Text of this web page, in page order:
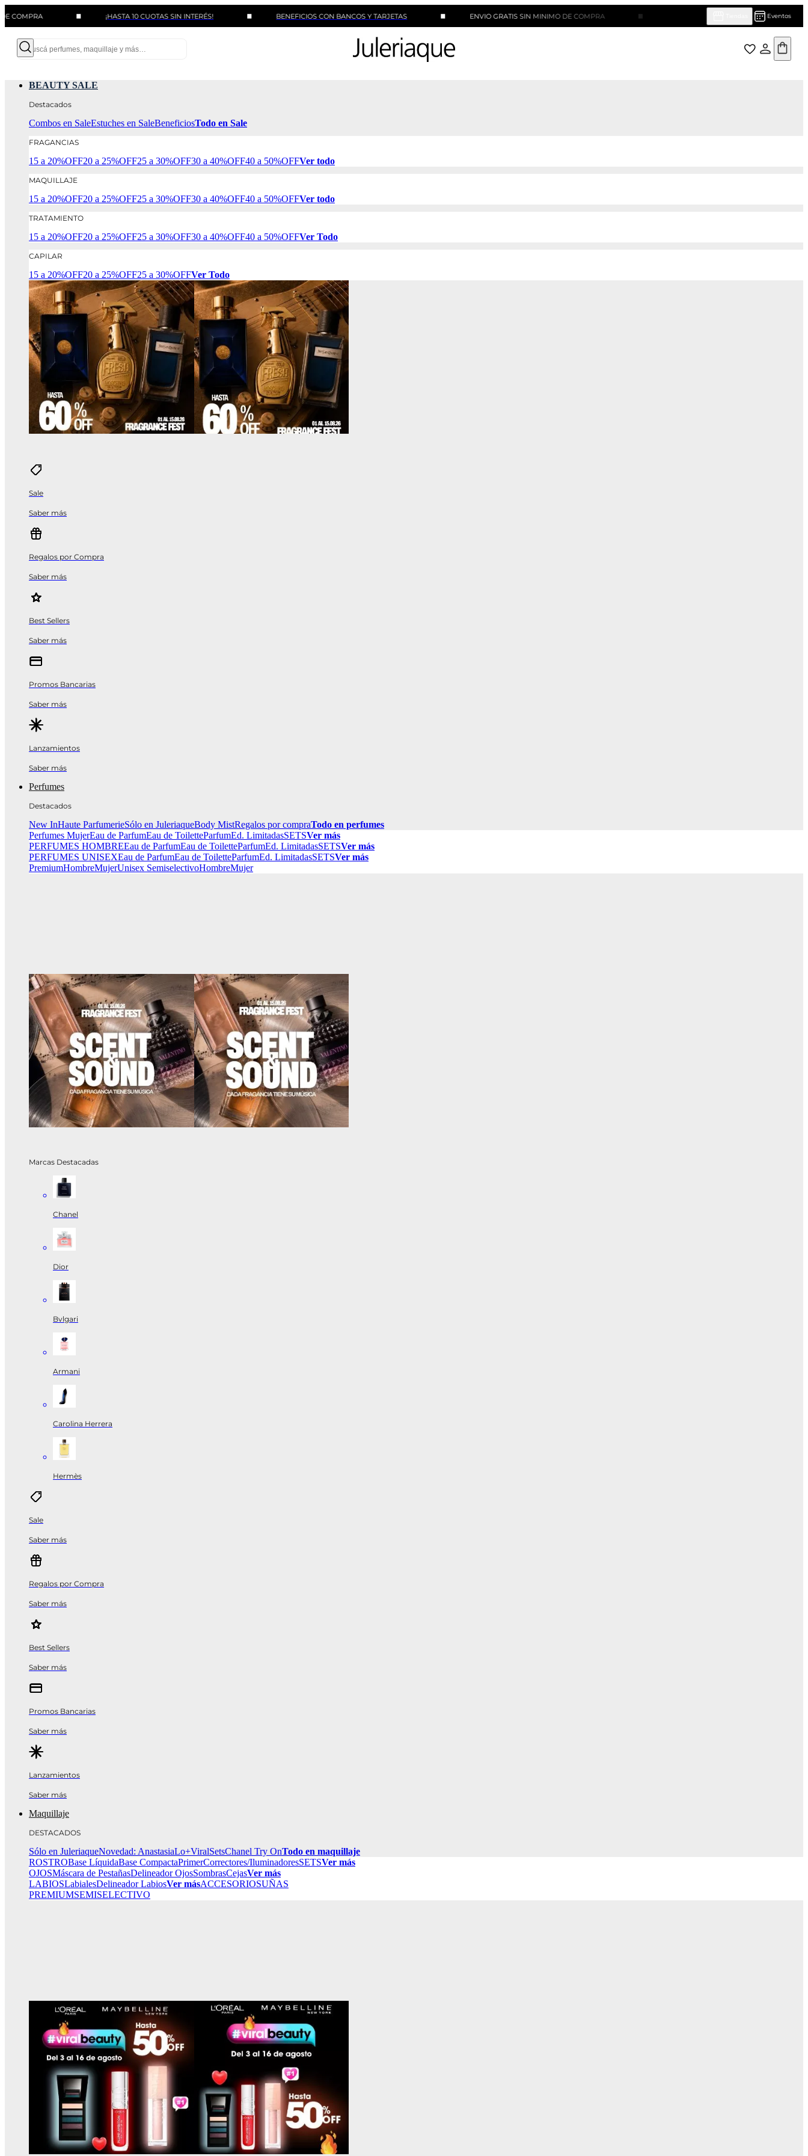
¡HASTA 10 CUOTAS SIN INTERÉS! BENEFICIOS CON BANCOS Y TARJETAS ENVIO GRATIS SIN MINIMO DE COMPRA ¡HASTA 10 CUOTAS SIN INTERÉS! Eventos
BEAUTY SALE
Destacados
Combos en SaleEstuches en SaleBeneficiosTodo en Sale
FRAGANCIAS
15 a 20%OFF20 a 25%OFF25 a 30%OFF30 a 40%OFF40 a 50%OFFVer todo
MAQUILLAJE
15 a 20%OFF20 a 25%OFF25 a 30%OFF30 a 40%OFF40 a 50%OFFVer todo
TRATAMIENTO
15 a 20%OFF20 a 25%OFF25 a 30%OFF30 a 40%OFF40 a 50%OFFVer Todo
CAPILAR
15 a 20%OFF20 a 25%OFF25 a 30%OFFVer Todo
Sale
Saber más
Regalos por Compra
Saber más
Best Sellers
Saber más
Promos Bancarias
Saber más
Lanzamientos
Saber más
Perfumes
Destacados
New InHaute ParfumerieSólo en JuleriaqueBody MistRegalos por compraTodo en perfumes
Perfumes MujerEau de ParfumEau de ToiletteParfumEd. LimitadasSETSVer más
PERFUMES HOMBREEau de ParfumEau de ToiletteParfumEd. LimitadasSETSVer más
PERFUMES UNISEXEau de ParfumEau de ToiletteParfumEd. LimitadasSETSVer más
PremiumHombreMujerUnisex SemiselectivoHombreMujer
Marcas Destacadas
Chanel
Dior
Bvlgari
Armani
Carolina Herrera
Hermès
Sale
Saber más
Regalos por Compra
Saber más
Best Sellers
Saber más
Promos Bancarias
Saber más
Lanzamientos
Saber más
Maquillaje
DESTACADOS
Sólo en JuleriaqueNovedad: AnastasiaLo+ViralSetsChanel Try OnTodo en maquillaje
ROSTROBase LíquidaBase CompactaPrimerCorrectores/IluminadoresSETSVer más
OJOSMáscara de PestañasDelineador OjosSombrasCejasVer más
LABIOSLabialesDelineador LabiosVer másACCESORIOSUÑAS
PREMIUMSEMISELECTIVO